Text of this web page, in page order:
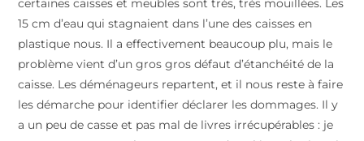
certaines caisses et meubles sont très, très mouillées. Les
15 cm d’eau qui stagnaient dans l’une des caisses en
plastique nous. Il a effectivement beaucoup plu, mais le
problème vient d’un gros gros défaut d’étanchéité de la
caisse. Les déménageurs repartent, et il nous reste à faire
les démarche pour identifier déclarer les dommages. Il y
a un peu de casse et pas mal de livres irrécupérables : je